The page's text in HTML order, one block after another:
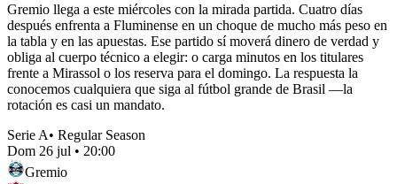
Gremio llega a este miércoles con la mirada partida. Cuatro días
después enfrenta a Fluminense en un choque de mucho más peso en
la tabla y en las apuestas. Ese partido sí moverá dinero de verdad y
obliga al cuerpo técnico a elegir: o carga minutos en los titulares
frente a Mirassol o los reserva para el domingo. La respuesta la
conocemos cualquiera que siga al fútbol grande de Brasil —la
rotación es casi un mandato.
Serie A• Regular Season
Dom 26 jul • 20:00
Gremio